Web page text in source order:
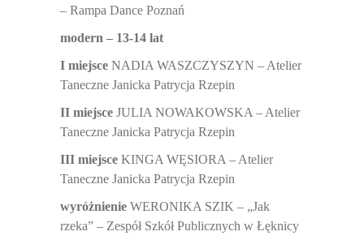
– Rampa Dance Poznań
modern – 13-14 lat
I miejsce NADIA WASZCZYSZYN – Atelier
Taneczne Janicka Patrycja Rzepin
II miejsce JULIA NOWAKOWSKA – Atelier
Taneczne Janicka Patrycja Rzepin
III miejsce KINGA WĘSIORA – Atelier
Taneczne Janicka Patrycja Rzepin
wyróżnienie WERONIKA SZIK – „Jak
rzeka” – Zespół Szkół Publicznych w Łęknicy